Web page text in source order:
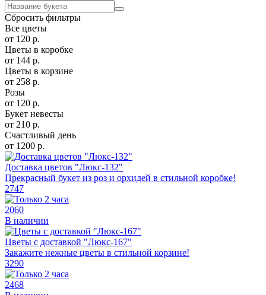
Сбросить фильтры
Все цветы
от 120 р.
Цветы в коробке
от 144 р.
Цветы в корзине
от 258 р.
Розы
от 120 р.
Букет невесты
от 210 р.
Счастливый день
от 1200 р.
Доставка цветов "Люкс-132"
Прекрасный букет из роз и орхидей в стильной коробке!
2747
2060
В наличии
Цветы с доставкой "Люкс-167"
Закажите нежные цветы в стильной корзине!
3290
2468